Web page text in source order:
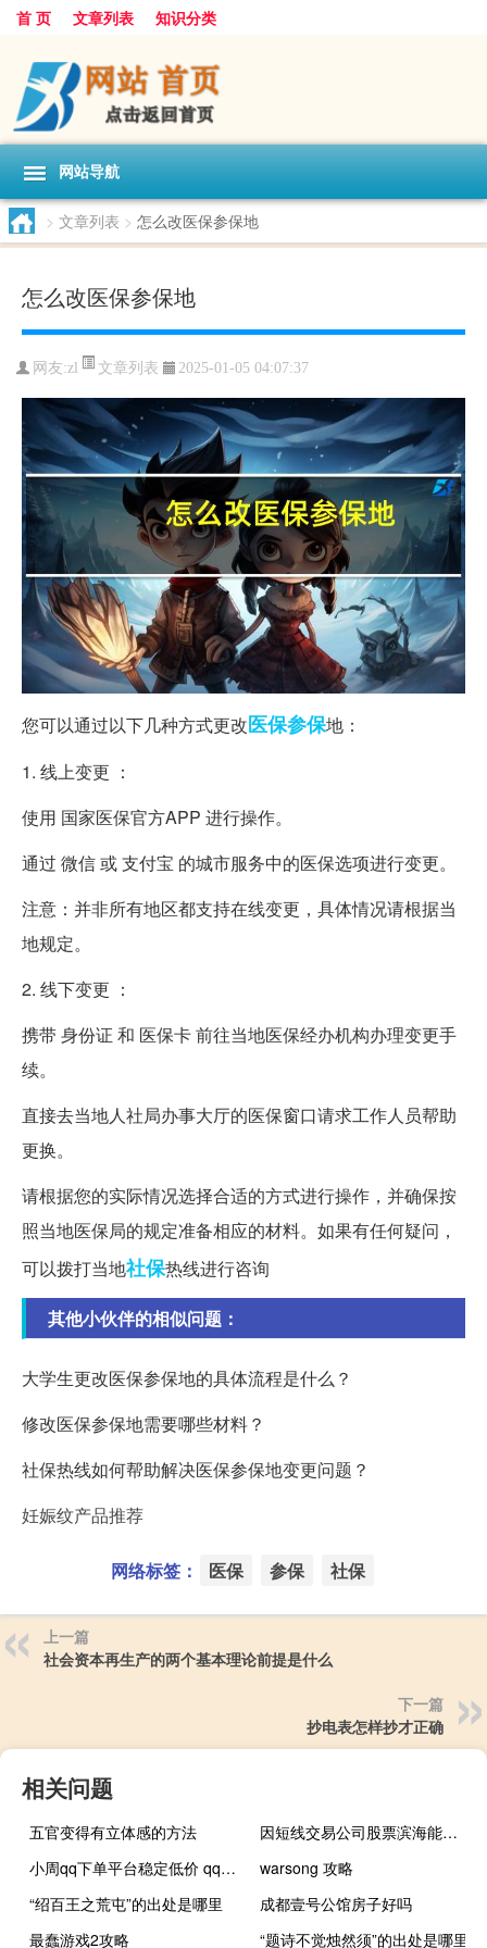
首 页 文章列表 知识分类
网站导航
> 文章列表 > 怎么改医保参保地
怎么改医保参保地
网友:zl 文章列表 2025-01-05 04:07:37
您可以通过以下几种方式更改医保参保地：
1. 线上变更 ：
使用 国家医保官方APP 进行操作。
通过 微信 或 支付宝 的城市服务中的医保选项进行变更。
注意：并非所有地区都支持在线变更，具体情况请根据当
地规定。
2. 线下变更 ：
携带 身份证 和 医保卡 前往当地医保经办机构办理变更手
续。
直接去当地人社局办事大厅的医保窗口请求工作人员帮助
更换。
请根据您的实际情况选择合适的方式进行操作，并确保按
照当地医保局的规定准备相应的材料。如果有任何疑问，
可以拨打当地社保热线进行咨询
其他小伙伴的相似问题：
大学生更改医保参保地的具体流程是什么？
修改医保参保地需要哪些材料？
社保热线如何帮助解决医保参保地变更问题？
妊娠纹产品推荐
网络标签： 医保 参保 社保
上一篇
社会资本再生产的两个基本理论前提是什么
下一篇
抄电表怎样抄才正确
相关问题
五官变得有立体感的方法
因短线交易公司股票滨海能源股东王建林收深交所监管函
小周qq下单平台稳定低价 qq下单平台全网最低价(小周吖qq)
warsong 攻略
“绍百王之荒屯”的出处是哪里
成都壹号公馆房子好吗
最蠢游戏2攻略
“题诗不觉烛然须”的出处是哪里